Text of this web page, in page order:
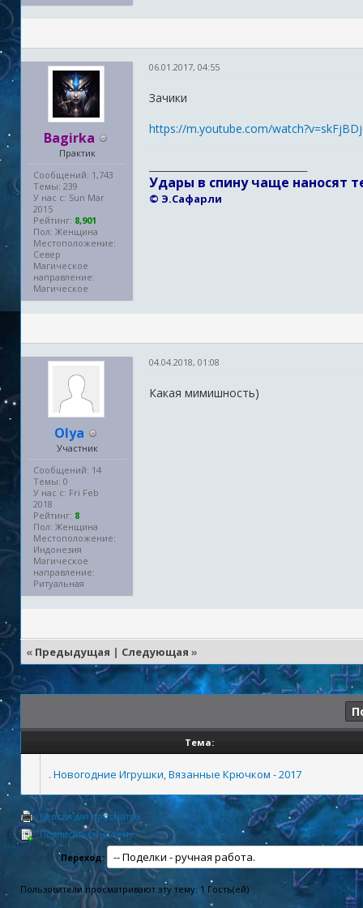
Bagirka
Практик
Сообщений: 1,743
Темы: 239
У нас с: Sun Mar
2015
Рейтинг: 8,901
Пол: Женщина
Местоположение:
Север
Магическое
направление:
Магическое
06.01.2017, 04:55
Зачики
https://m.youtube.com/
Удары в спину чаще наносят
© Э.Сафарли
Olya
Участник
Сообщений: 14
Темы: 0
У нас с: Fri Feb
2018
Рейтинг: 8
Пол: Женщина
Местоположение:
Индонезия
Магическое
направление:
Ритуальная
04.04.2018, 01:08
Какая мимишность)
« Предыдущая | Следующая »
Тема:
. Новогодние Игрушки, Вязанные Крючком - 2017
Версия для просмотра
Подписаться на тему
Переход:
Пользователи просматривают эту тему: 1 Гость(ей)